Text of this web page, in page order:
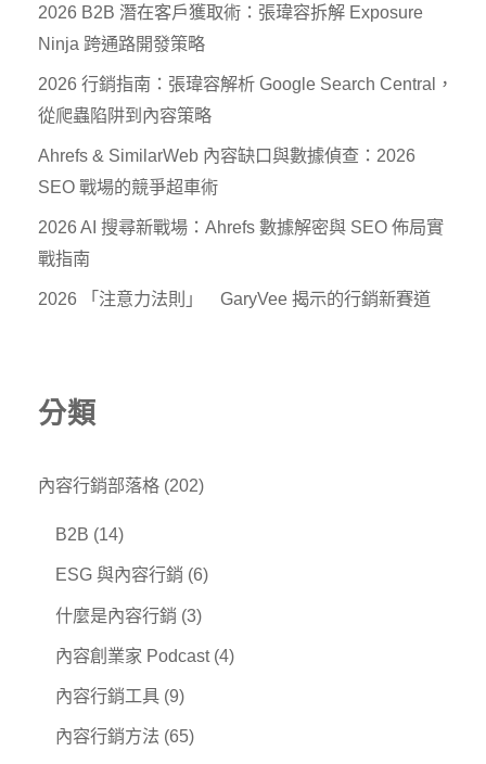
2026 B2B 潛在客戶獲取術：張瑋容拆解 Exposure
Ninja 跨通路開發策略
2026 行銷指南：張瑋容解析 Google Search Central，
從爬蟲陷阱到內容策略
Ahrefs & SimilarWeb 內容缺口與數據偵查：2026
SEO 戰場的競爭超車術
2026 AI 搜尋新戰場：Ahrefs 數據解密與 SEO 佈局實
戰指南
2026 「注意力法則」 GaryVee 揭示的行銷新賽道
分類
內容行銷部落格 (202)
B2B (14)
ESG 與內容行銷 (6)
什麼是內容行銷 (3)
內容創業家 Podcast(4)
內容行銷工具 (9)
內容行銷方法 (65)